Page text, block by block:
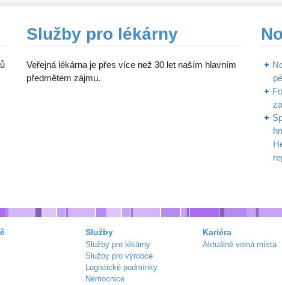
Služby pro lékárny
Veřejná lékárna je přes více než 30 let naším hlavním
předmětem zájmu.
Služby
Služby pro lékárny
Služby pro výrobce
Logistické podmínky
Nemocnice
Kariéra
Aktuálně volná místa